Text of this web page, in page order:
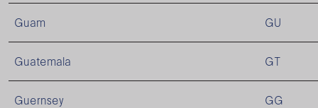
Guam GU
Guatemala GT
Guernsey GG